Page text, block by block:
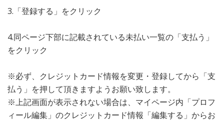
3.「登録する」をクリック
4.同ページ下部に記載されている未払い一覧の「支払う」
をクリック
※必ず、クレジットカード情報を変更・登録してから「支
払う」を押して頂きますようお願い致します。
※上記画面が表示されない場合は、マイページ内「プロフ
ィール編集」のクレジットカード情報「編集する」からお